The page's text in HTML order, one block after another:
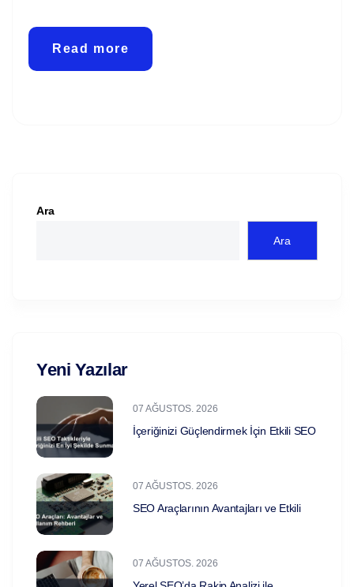
Read more
Ara
Ara
Yeni Yazılar
07 AĞUSTOS. 2026
İçeriğinizi Güçlendirmek İçin Etkili SEO
07 AĞUSTOS. 2026
SEO Araçlarının Avantajları ve Etkili
07 AĞUSTOS. 2026